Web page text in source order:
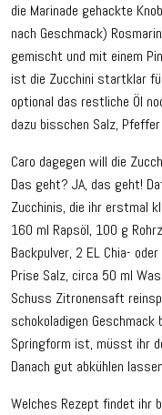
die Marinade gehackte
nach Geschmack)
gemischt und mit einem
ist die Zucchini startklar
optional das restliche Öl
dazu bisschen Salz,
Caro dagegen will die
Das geht? JA, das geht!
Zucchinis, die ihr erstmal
160 ml Rapsöl, 100 g
Backpulver, 2 EL Chia-
Prise Salz, circa 50 ml
Schuss Zitronensaft
schokoladigen
Springform ist, müsst ihr
Danach gut abkühlen
Welches Rezept findet ihr